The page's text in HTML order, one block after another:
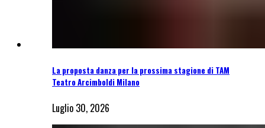
La proposta danza per la prossima stagione di TAM
Teatro Arcimboldi Milano
Luglio 30, 2026